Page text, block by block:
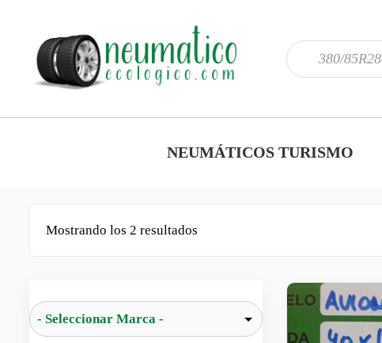
NEUMÁTICOS TURISMO
Mostrando los 2 resultados